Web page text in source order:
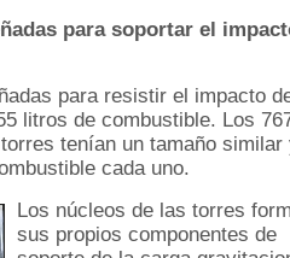
para soportar el
para resistir el impacto
litros de combustible. Los
tenían un tamaño similar
cada uno.
Los núcleos de las torres
sus propios componentes de